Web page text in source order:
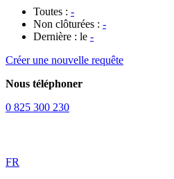
Toutes : -
Non clôturées : -
Dernière : le -
Créer une nouvelle requête
Nous téléphoner
0 825 300 230
FR